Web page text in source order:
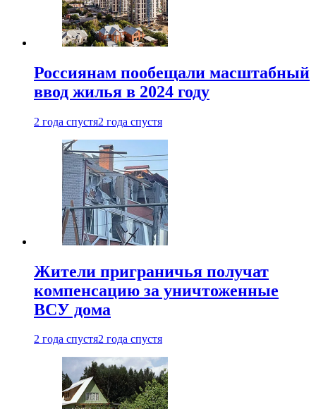
Россиянам пообещали масштабный
ввод жилья в 2024 году
2 года спустя2 года спустя
Жители приграничья получат
компенсацию за уничтоженные
ВСУ дома
2 года спустя2 года спустя